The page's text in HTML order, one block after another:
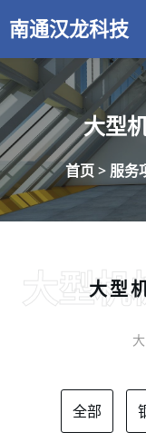
大型
首页 > 服务
大型
大型机
全部